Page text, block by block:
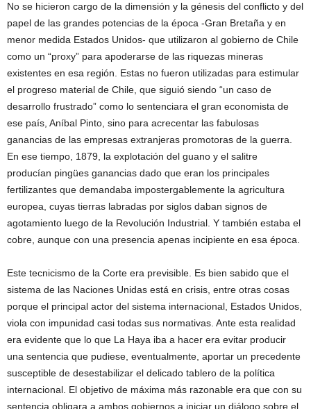
No se hicieron cargo de la dimensión y la génesis del conflicto y del
papel de las grandes potencias de la época -Gran Bretaña y en
menor medida Estados Unidos- que utilizaron al gobierno de Chile
como un “proxy” para apoderarse de las riquezas mineras
existentes en esa región. Estas no fueron utilizadas para estimular
el progreso material de Chile, que siguió siendo “un caso de
desarrollo frustrado” como lo sentenciara el gran economista de
ese país, Aníbal Pinto, sino para acrecentar las fabulosas
ganancias de las empresas extranjeras promotoras de la guerra.
En ese tiempo, 1879, la explotación del guano y el salitre
producían pingües ganancias dado que eran los principales
fertilizantes que demandaba impostergablemente la agricultura
europea, cuyas tierras labradas por siglos daban signos de
agotamiento luego de la Revolución Industrial. Y también estaba el
cobre, aunque con una presencia apenas incipiente en esa época.
Este tecnicismo de la Corte era previsible. Es bien sabido que el
sistema de las Naciones Unidas está en crisis, entre otras cosas
porque el principal actor del sistema internacional, Estados Unidos,
viola con impunidad casi todas sus normativas. Ante esta realidad
era evidente que lo que La Haya iba a hacer era evitar producir
una sentencia que pudiese, eventualmente, aportar un precedente
susceptible de desestabilizar el delicado tablero de la política
internacional. El objetivo de máxima más razonable era que con su
sentencia obligara a ambos gobiernos a iniciar un diálogo sobre el